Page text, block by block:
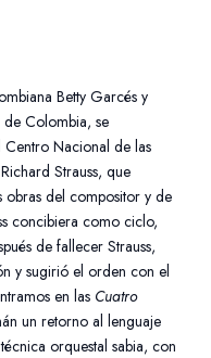
Betty Garcés y
Colombia, se
Centro Nacional de las
Strauss, que
obras del compositor y de
concibiera como ciclo,
de fallecer Strauss,
y sugirió el orden con el
en las Cuatro
un retorno al lenguaje
orquestal sabia, con